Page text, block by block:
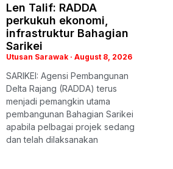
Len Talif: RADDA
perkukuh ekonomi,
infrastruktur Bahagian
Sarikei
Utusan Sarawak August 8, 2026
SARIKEI: Agensi Pembangunan
Delta Rajang (RADDA) terus
menjadi pemangkin utama
pembangunan Bahagian Sarikei
apabila pelbagai projek sedang
dan telah dilaksanakan